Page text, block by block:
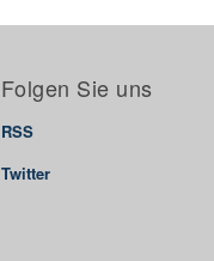
Folgen Sie uns
RSS
Twitter